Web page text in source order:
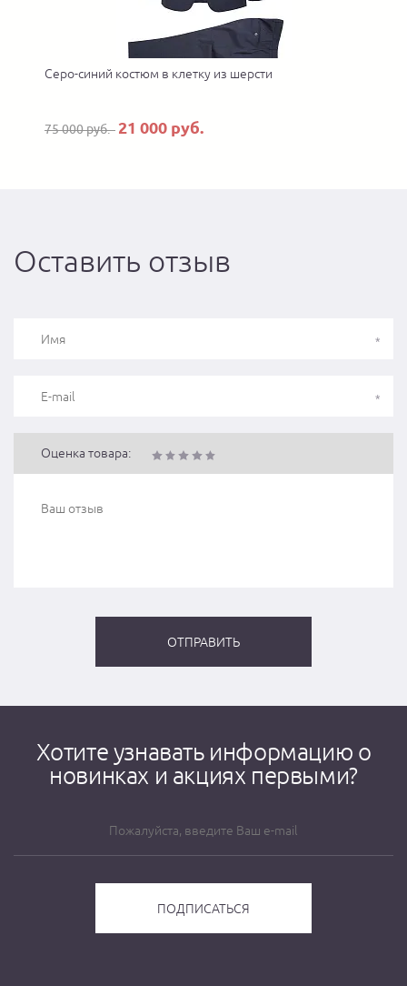
Серо-синий костюм в клетку из шерсти
75 000 руб. 21 000 руб.
Оставить отзыв
Оценка товара:
Хотите узнавать информацию о
новинках и акциях первыми?